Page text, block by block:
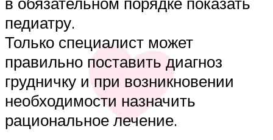
педиатру.
Только специалист может
правильно поставить диагноз
грудничку и при возникновении
необходимости назначить
рациональное лечение.